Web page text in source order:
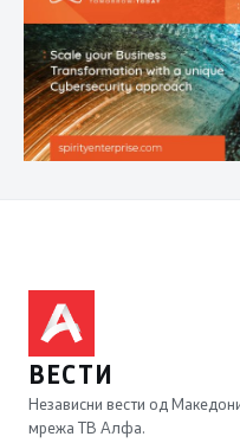
ВЕСТИ
Независни вести од
мрежа ТВ Алфа.